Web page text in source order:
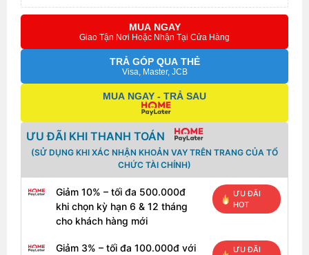
MUA NGAY
Giao Tận Nơi Hoặc Nhận Tại Cửa Hàng
TRẢ GÓP QUA THẺ
Visa, Master, JCB
MUA NGAY - TRẢ SAU
ƯU ĐÃI KHI THANH TOÁN
(SỬ DỤNG KHI XÁC NHẬN KHOẢN VAY TRÊN TRANG CỦA TỔ
CHỨC TÀI CHÍNH)
Giảm 10% – tối đa 500.000đ
khi chọn kỳ hạn 6 & 12 tháng
cho khách hàng mới
ƯU ĐÃI
HOT
Giảm 3% – tối đa 100.000đ với
ƯU ĐÃI